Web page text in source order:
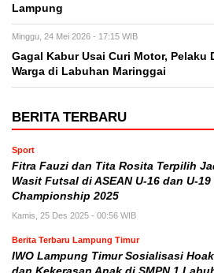
Lampung
Minggu, 24 Mei 2026 - 17:15 WIB
Gagal Kabur Usai Curi Motor, Pelaku
Warga di Labuhan Maringgai
BERITA TERBARU
Sport
Fitra Fauzi dan Tita Rosita Terpilih
Wasit Futsal di ASEAN U-16 dan U-19
Championship 2025
Kamis, 25 Des 2025 - 00:56 WIB
Berita Terbaru Lampung Timur
IWO Lampung Timur Sosialisasi